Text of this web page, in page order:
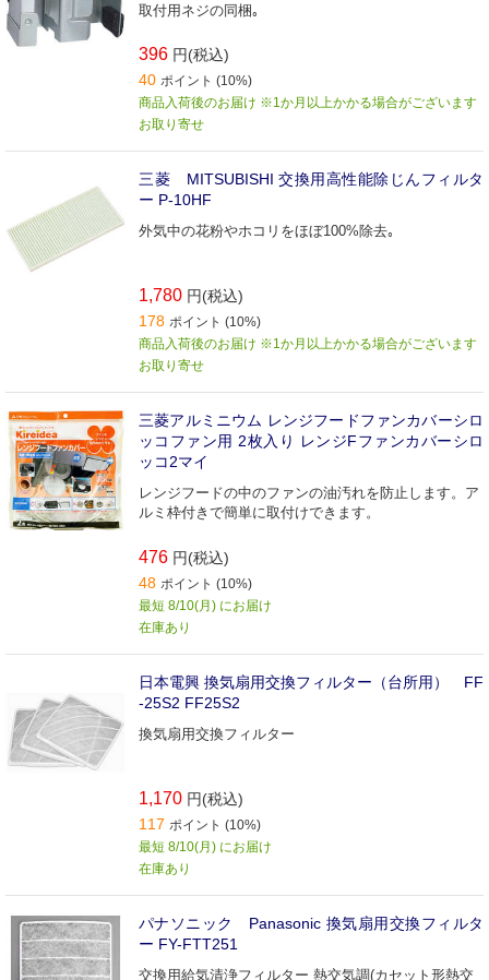
取付用ネジの同梱｡
396 円(税込)
40 ポイント (10%)
商品入荷後のお届け ※1か月以上かかる場合がございます
お取り寄せ
三菱 MITSUBISHI 交換用高性能除じんフィルタ
ー P-10HF
外気中の花粉やホコリをほぼ100%除去｡
1,780 円(税込)
178 ポイント (10%)
商品入荷後のお届け ※1か月以上かかる場合がございます
お取り寄せ
三菱アルミニウム レンジフードファンカバーシロ
ッコファン用 2枚入り レンジFファンカバーシロ
ッコ2マイ
レンジフードの中のファンの油汚れを防止します。ア
ルミ枠付きで簡単に取付けできます。
476 円(税込)
48 ポイント (10%)
最短 8/10(月) にお届け
在庫あり
日本電興 換気扇用交換フィルター（台所用） FF
-25S2 FF25S2
換気扇用交換フィルター
1,170 円(税込)
117 ポイント (10%)
最短 8/10(月) にお届け
在庫あり
パナソニック Panasonic 換気扇用交換フィルタ
ー FY-FTT251
交換用給気清浄フィルター 熱交気調(カセット形熱交